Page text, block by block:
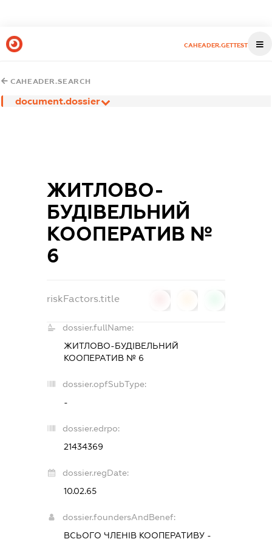
CAHEADER.GETTEST
CAHEADER.SEARCH
document.dossier
ЖИТЛОВО-
БУДІВЕЛЬНИЙ
КООПЕРАТИВ №
6
riskFactors.title
dossier.fullName:
ЖИТЛОВО-БУДІВЕЛЬНИЙ
КООПЕРАТИВ № 6
dossier.opfSubType:
-
dossier.edrpo:
21434369
dossier.regDate:
10.02.65
dossier.foundersAndBenef:
ВСЬОГО ЧЛЕНІВ КООПЕРАТИВУ -